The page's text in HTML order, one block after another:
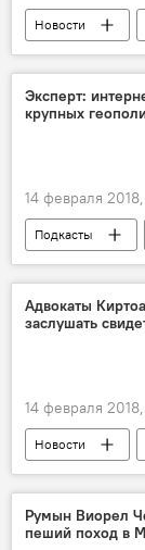
Новости
Республика
Единецкий район
Виталий Куцей
Эксперт:
крупных
14 февраля
Подкасты
Новости
геополитика
Адвокаты
заслушать
14 февраля
Новости
Кишинев
Дорин Киртоакэ
суд
Румын Виорел
пеший поход в